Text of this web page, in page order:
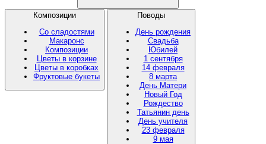
Композиции
Со сладостями
Макаронс
Композиции
Цветы в корзине
Цветы в коробках
Фруктовые букеты
Поводы
День рождения
Свадьба
Юбилей
1 сентября
14 февраля
8 марта
День Матери
Новый Год
Рождество
Татьянин день
День учителя
23 февраля
9 мая